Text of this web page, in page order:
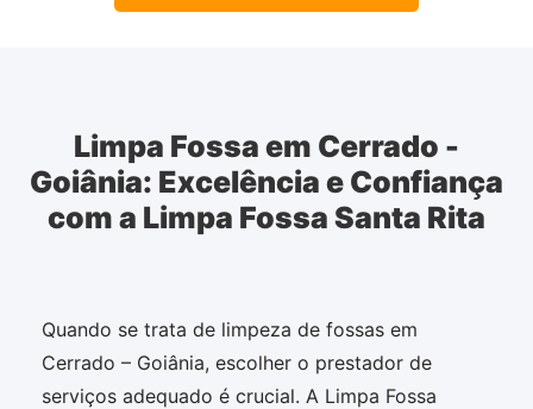
Limpa Fossa em Cerrado -
Goiânia: Excelência e Confiança
com a Limpa Fossa Santa Rita
Quando se trata de limpeza de fossas em
Cerrado – Goiânia, escolher o prestador de
serviços adequado é crucial. A Limpa Fossa